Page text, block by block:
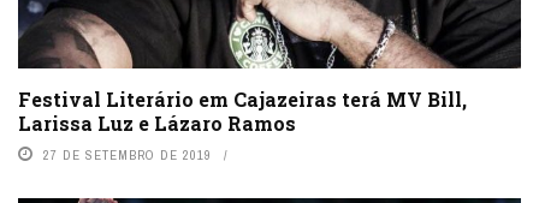
Festival Literário em Cajazeiras terá MV Bill,
Larissa Luz e Lázaro Ramos
27 DE SETEMBRO DE 2019